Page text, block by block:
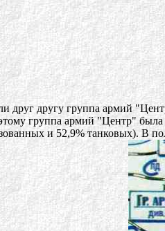
друг другу группа армий
группа армий "Центр" была
и 52,9% танковых). В